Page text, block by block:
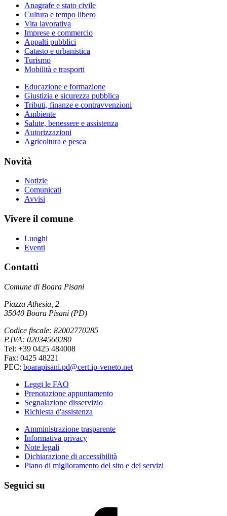
Anagrafe e stato civile
Cultura e tempo libero
Vita lavorativa
Imprese e commercio
Appalti pubblici
Catasto e urbanistica
Turismo
Mobilità e trasporti
Educazione e formazione
Giustizia e sicurezza pubblica
Tributi, finanze e contravvenzioni
Ambiente
Salute, benessere e assistenza
Autorizzazioni
Agricoltura e pesca
Novità
Notizie
Comunicati
Avvisi
Vivere il comune
Luoghi
Eventi
Contatti
Comune di Boara Pisani
Piazza Athesia, 2
35040 Boara Pisani (PD)
Codice fiscale: 82002770285
P.IVA: 02034560280
Tel: +39 0425 484008
Fax: 0425 48221
PEC: boarapisani.pd@cert.ip-veneto.net
Leggi le FAQ
Prenotazione appuntamento
Segnalazione disservizio
Richiesta d'assistenza
Amministrazione trasparente
Informativa privacy
Note legali
Dichiarazione di accessibilità
Piano di miglioramento del sito e dei servizi
Seguici su